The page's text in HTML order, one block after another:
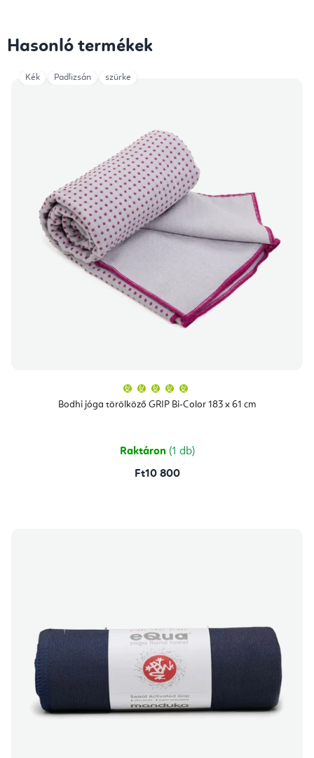
Hasonló termékek
Bodhi jóga törölköző GRIP Bi-Color 183 x 61 cm
átlagos
értékelése
csillag.
Raktáron (1 db)
Ft10 800
Kék Padlizsán szürke